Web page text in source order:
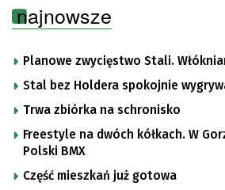
najnowsze
Planowe zwycięstwo Stali.
Stal bez Holdera spokojnie
Trwa zbiórka na schronisko
Freestyle na dwóch kółkach. W
Polski BMX
Część mieszkań już gotowa